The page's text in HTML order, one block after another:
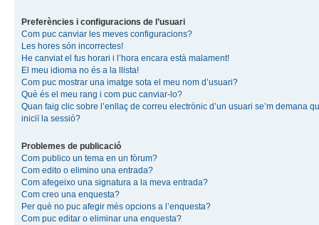
Preferències i configuracions de l’usuari
Com puc canviar les meves configuracions?
Les hores són incorrectes!
He canviat el fus horari i l’hora encara està malament!
El meu idioma no és a la llista!
Com puc mostrar una imatge sota el meu nom d’usuari?
Què és el meu rang i com puc canviar-lo?
Quan faig clic sobre l’enllaç de correu electrònic d’un usuari se’m demana
iniciï la sessió?
Problemes de publicació
Com publico un tema en un fòrum?
Com edito o elimino una entrada?
Com afegeixo una signatura a la meva entrada?
Com creo una enquesta?
Per què no puc afegir més opcions a l’enquesta?
Com puc editar o eliminar una enquesta?